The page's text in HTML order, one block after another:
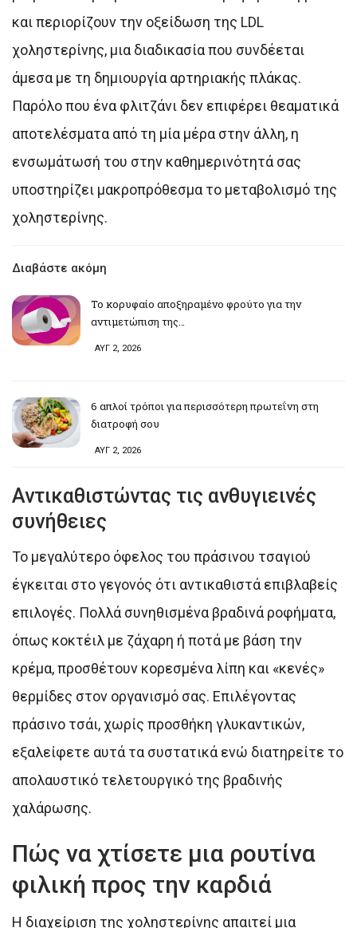
και περιορίζουν την οξείδωση της LDL
χοληστερίνης, μια διαδικασία που συνδέεται
άμεσα με τη δημιουργία αρτηριακής πλάκας.
Παρόλο που ένα φλιτζάνι δεν επιφέρει θεαματικά
αποτελέσματα από τη μία μέρα στην άλλη, η
ενσωμάτωσή του στην καθημερινότητά σας
υποστηρίζει μακροπρόθεσμα το μεταβολισμό της
χοληστερίνης.
Διαβάστε ακόμη
Το κορυφαίο αποξηραμένο φρούτο για την
αντιμετώπιση της…
ΑΥΓ 2, 2026
6 απλοί τρόποι για περισσότερη πρωτεΐνη στη
διατροφή σου
ΑΥΓ 2, 2026
Αντικαθιστώντας τις ανθυγιεινές
συνήθειες
Το μεγαλύτερο όφελος του πράσινου τσαγιού
έγκειται στο γεγονός ότι αντικαθιστά επιβλαβείς
επιλογές. Πολλά συνηθισμένα βραδινά ροφήματα,
όπως κοκτέιλ με ζάχαρη ή ποτά με βάση την
κρέμα, προσθέτουν κορεσμένα λίπη και «κενές»
θερμίδες στον οργανισμό σας. Επιλέγοντας
πράσινο τσάι, χωρίς προσθήκη γλυκαντικών,
εξαλείφετε αυτά τα συστατικά ενώ διατηρείτε το
απολαυστικό τελετουργικό της βραδινής
χαλάρωσης.
Πώς να χτίσετε μια ρουτίνα
φιλική προς την καρδιά
Η διαχείριση της χοληστερίνης απαιτεί μια